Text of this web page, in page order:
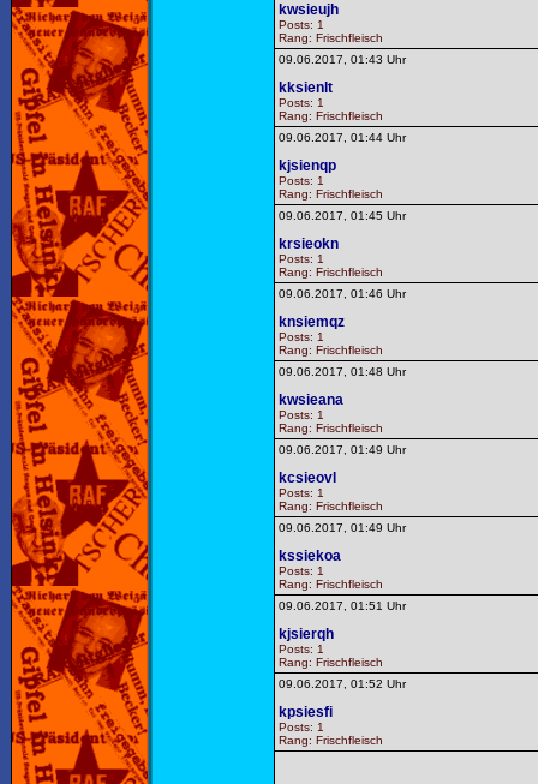
kwsieujh
Posts: 1
Rang: Frischfleisch
09.06.2017, 01:43 Uhr
kksienlt
Posts: 1
Rang: Frischfleisch
09.06.2017, 01:44 Uhr
kjsienqp
Posts: 1
Rang: Frischfleisch
09.06.2017, 01:45 Uhr
krsieokn
Posts: 1
Rang: Frischfleisch
09.06.2017, 01:46 Uhr
knsiemqz
Posts: 1
Rang: Frischfleisch
09.06.2017, 01:48 Uhr
kwsieana
Posts: 1
Rang: Frischfleisch
09.06.2017, 01:49 Uhr
kcsieovl
Posts: 1
Rang: Frischfleisch
09.06.2017, 01:49 Uhr
kssiekoa
Posts: 1
Rang: Frischfleisch
09.06.2017, 01:51 Uhr
kjsierqh
Posts: 1
Rang: Frischfleisch
09.06.2017, 01:52 Uhr
kpsiesfi
Posts: 1
Rang: Frischfleisch